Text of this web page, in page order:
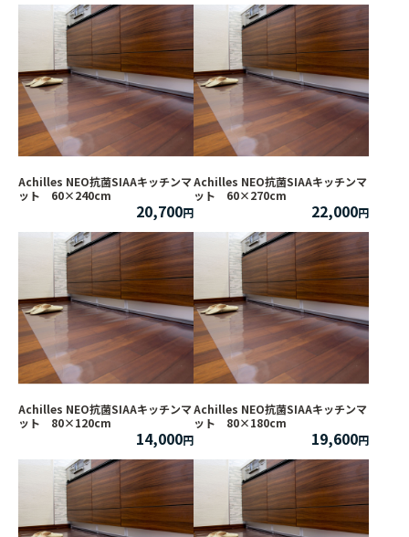
Achilles NEO抗菌SIAAキッチンマ
ット 60×240cm
20,700
Achilles NEO抗菌SIAAキッチンマ
ット 60×270cm
22,000
Achilles NEO抗菌SIAAキッチンマ
ット 80×120cm
14,000
Achilles NEO抗菌SIAAキッチンマ
ット 80×180cm
19,600